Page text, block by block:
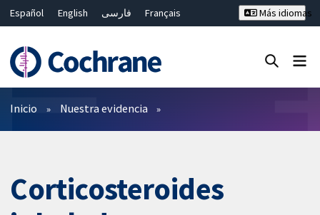
Español English فارسی
Français
Bahasa Malaysia
ไทย 繁體中文
Más idiomas
Filtros
Inicio Nuestra evidencia
Corticosteroides